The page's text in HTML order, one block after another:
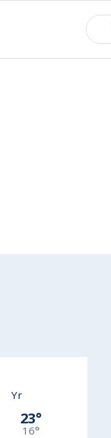
Yr
23°
16°